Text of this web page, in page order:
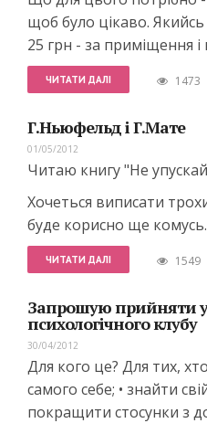
щоб було цікаво. Якийсь
25 грн - за приміщення
ЧИТАТИ ДАЛІ 1473
Г.Ньюфельд і Г.Мате
01/05/2012
Читаю книгу "Не
Хочеться виписати
буде корисно ще комусь.
ЧИТАТИ ДАЛІ 1549
Запрошую прийняти
психологічного клубу
30/04/2012
Для кого це? Для тих,
самого себе; • знайти
покращити стосунки з